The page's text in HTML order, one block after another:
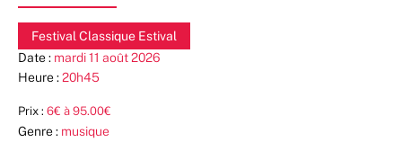
Festival Classique Estival
Date : mardi 11 août 2026
Heure :20h45
Prix : 6€ à 95.00€
Genre : musique